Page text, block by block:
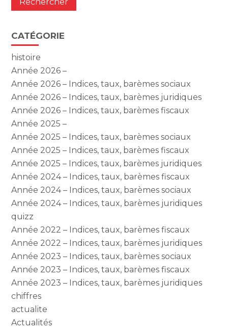
CATÉGORIE
histoire
Année 2026 –
Année 2026 – Indices, taux, barèmes sociaux
Année 2026 – Indices, taux, barèmes juridiques
Année 2026 – Indices, taux, barèmes fiscaux
Année 2025 –
Année 2025 – Indices, taux, barèmes sociaux
Année 2025 – Indices, taux, barèmes fiscaux
Année 2025 – Indices, taux, barèmes juridiques
Année 2024 – Indices, taux, barèmes fiscaux
Année 2024 – Indices, taux, barèmes sociaux
Année 2024 – Indices, taux, barèmes juridiques
quizz
Année 2022 – Indices, taux, barèmes fiscaux
Année 2022 – Indices, taux, barèmes juridiques
Année 2023 – Indices, taux, barèmes sociaux
Année 2023 – Indices, taux, barèmes fiscaux
Année 2023 – Indices, taux, barèmes juridiques
chiffres
actualite
Actualités